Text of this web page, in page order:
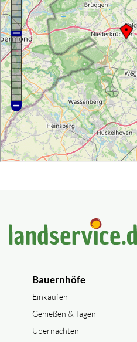
Bauernhöfe
Einkaufen
Genießen & Tagen
Übernachten